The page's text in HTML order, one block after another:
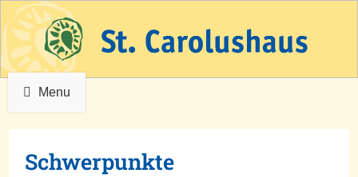
Menu
Schwerpunkte